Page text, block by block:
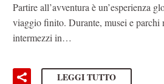
Partire all’avventura è un’esperienza
viaggio finito. Durante, musei e parchi
intermezzi in…
LEGGI TUTTO